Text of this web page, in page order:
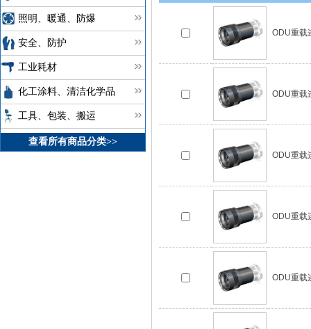
照明、暖通、防爆
安全、防护
工业耗材
化工涂料、清洁化学品
工具、包装、搬运
查看所有商品分类>>
ODU重载
ODU重载
ODU重载
ODU重载
ODU重载